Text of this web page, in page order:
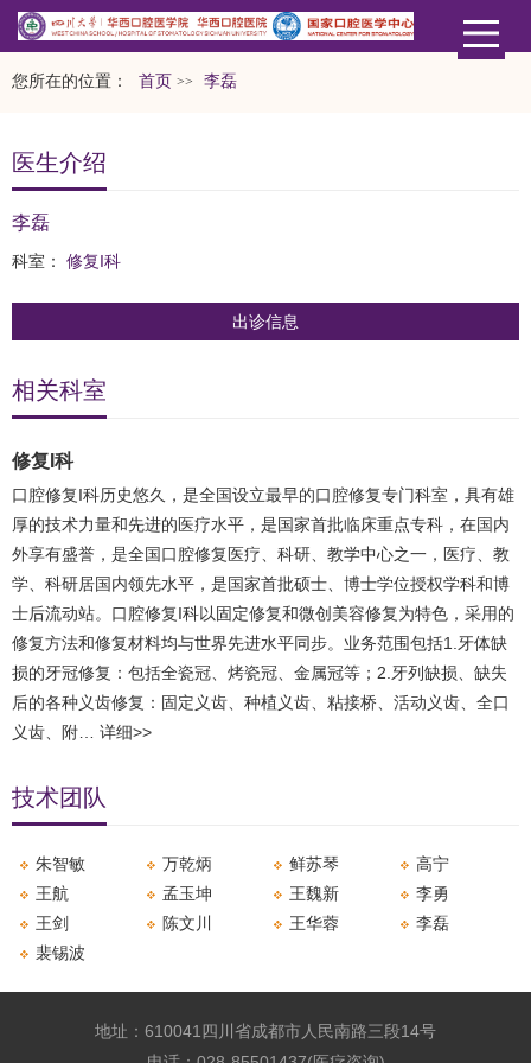
您所在的位置： 首页 >> ​李磊
医生介绍
​李磊
科室： 修复I科
出诊信息
相关科室
修复I科
口腔修复I科历史悠久，是全国设立最早的口腔修复专门科室，具有雄
厚的技术力量和先进的医疗水平，是国家首批临床重点专科，在国内
外享有盛誉，是全国口腔修复医疗、科研、教学中心之一，医疗、教
学、科研居国内领先水平，是国家首批硕士、博士学位授权学科和博
士后流动站。口腔修复I科以固定修复和微创美容修复为特色，采用的
修复方法和修复材料均与世界先进水平同步。业务范围包括1.牙体缺
损的牙冠修复：包括全瓷冠、烤瓷冠、金属冠等；2.牙列缺损、缺失
后的各种义齿修复：固定义齿、种植义齿、粘接桥、活动义齿、全口
义齿、附… 详细>>
技术团队
朱智敏 万乾炳 ​鲜苏琴
高宁
​王航
​孟玉坤 王魏新
李勇
王剑
陈文川 王华蓉
​李磊
裴锡波
地址：610041四川省成都市人民南路三段14号